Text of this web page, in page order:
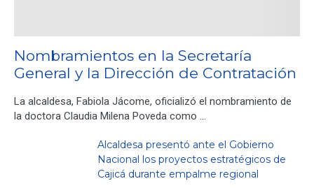
Nombramientos en la Secretaría
General y la Dirección de Contratación
La alcaldesa, Fabiola Jácome, oficializó el nombramiento de
la doctora Claudia Milena Poveda como …
Alcaldesa presentó ante el Gobierno
Nacional los proyectos estratégicos de
Cajicá durante empalme regional